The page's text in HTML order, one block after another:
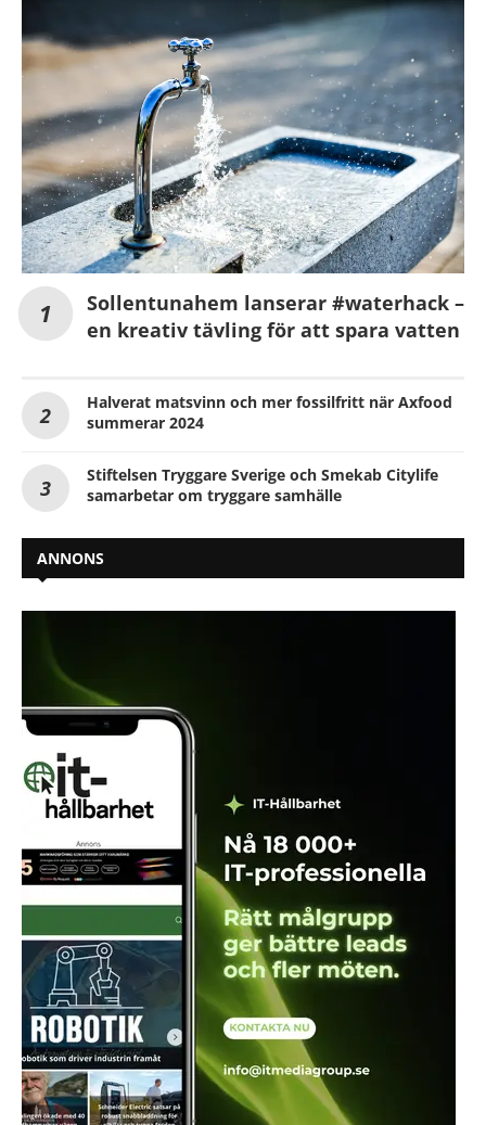
Sollentunahem lanserar #waterhack –
en kreativ tävling för att spara vatten
Halverat matsvinn och mer fossilfritt när Axfood
summerar 2024
Stiftelsen Tryggare Sverige och Smekab Citylife
samarbetar om tryggare samhälle
ANNONS